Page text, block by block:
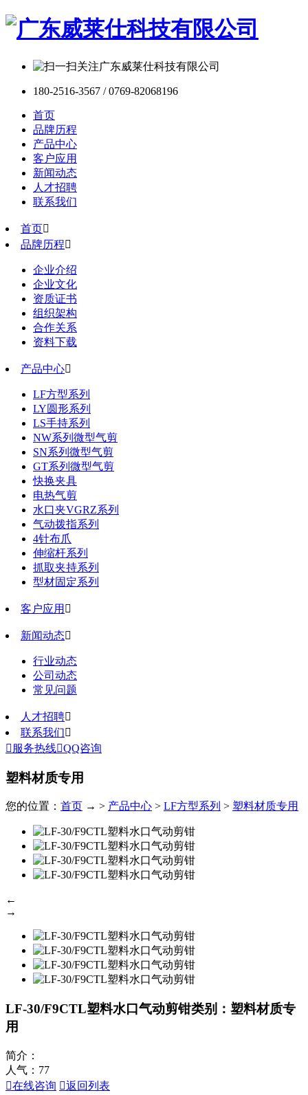
180-2516-3567 / 0769-82068196
首页
品牌历程
产品中心
客户应用
新闻动态
人才招聘
联系我们
首页
品牌历程
企业介绍
企业文化
资质证书
组织架构
合作关系
资料下载
产品中心
LF方型系列
LY圆形系列
LS手持系列
NW系列微型气剪
SN系列微型气剪
GT系列微型气剪
快换夹具
电热气剪
水口夹VGRZ系列
气动拨指系列
4针布爪
伸缩杆系列
抓取夹持系列
型材固定系列
客户应用 
新闻动态
行业动态
公司动态
常见问题
人才招聘
联系我们
 服务热线QQ咨询
塑料材质专用
您的位置： 首页 → > 产品中心 > LF方型系列 > 塑料材质专用
←
→
LF-30/F9CTL塑料水口气动剪钳类别：塑料材质专
用
简介：
人气： 77
在线咨询 返回列表